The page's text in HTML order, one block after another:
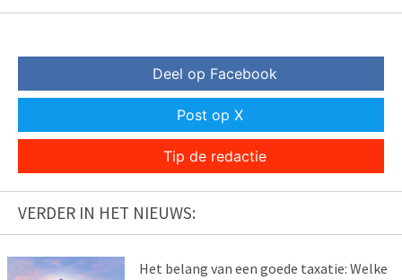
Deel op Facebook
Post op X
Tip de redactie
VERDER IN HET NIEUWS:
Het belang van een goede taxatie: Welke